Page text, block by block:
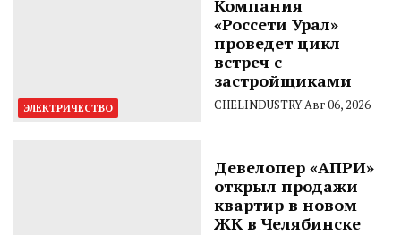
ЭЛЕКТРИЧЕСТВО
Компания
«Россети Урал»
проведет цикл
встреч с
застройщиками
CHELINDUSTRYАвг 06, 2026
Девелопер «АПРИ»
открыл продажи
квартир в новом
ЖК в Челябинске